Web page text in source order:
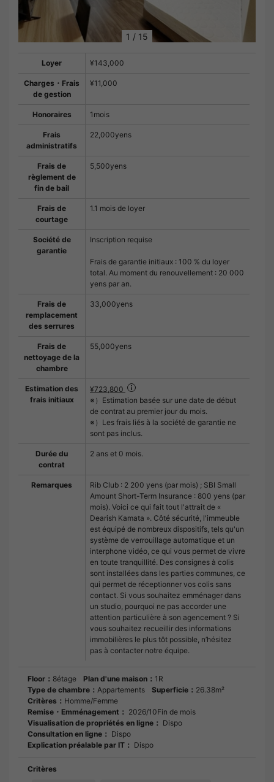
1 / 15
Loyer ¥143,000
Charges・Frais
de gestion
¥11,000
Honoraires 1mois
Frais
administratifs
22,000yens
Frais de
règlement de
fin de bail
5,500yens
Frais de
courtage
1.1 mois de loyer
Société de
garantie
Inscription requise
Frais de garantie initiaux : 100 % du loyer
total. Au moment du renouvellement : 20 000
yens par an.
Frais de
remplacement
des serrures
33,000yens
Frais de
nettoyage de la
chambre
55,000yens
Estimation des
frais initiaux
¥723,800
※）Estimation basée sur une date de début
de contrat au premier jour du mois.
※）Les frais liés à la société de garantie ne
sont pas inclus.
Durée du
contrat
2 ans et 0 mois.
Remarques
Rib Club : 2 200 yens (par mois) ; SBI Small
Amount Short-Term Insurance : 800 yens (par
mois). Voici ce qui fait tout l'attrait de «
Dearish Kamata ». Côté sécurité, l'immeuble
est équipé de nombreux dispositifs, tels qu'un
système de verrouillage automatique et un
interphone vidéo, ce qui vous permet de vivre
en toute tranquillité. Des consignes à colis
sont installées dans les parties communes, ce
qui permet de réceptionner vos colis sans
contact. Si vous souhaitez emménager dans
un studio, pourquoi ne pas accorder une
attention particulière à son agencement ? Si
vous souhaitez recueillir des informations
immobilières le plus tôt possible, n’hésitez
pas à contacter notre équipe.
Floor： 8étage Plan d'une maison： 1R
Type de chambre： Appartements Superficie： 26.38m²
Critères： Homme/Femme
Remise・Emménagement： 2026/10Fin de mois
Visualisation de propriétés en ligne： Dispo
Consultation en ligne： Dispo
Explication préalable par IT： Dispo
Critères